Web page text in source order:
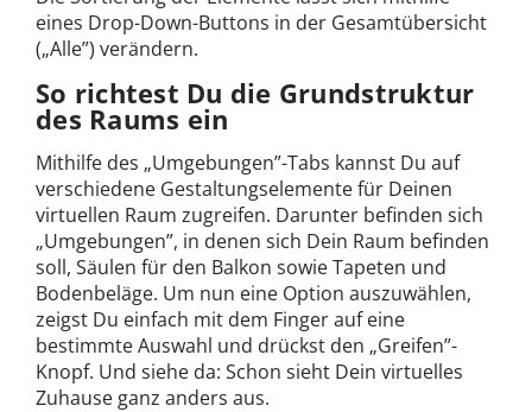
eines Drop-Down-Buttons in der Gesamtübersicht
(„Alle”) verändern.
So richtest Du die Grundstruktur
des Raums ein
Mithilfe des „Umgebungen”-Tabs kannst Du auf
verschiedene Gestaltungselemente für Deinen
virtuellen Raum zugreifen. Darunter befinden sich
„Umgebungen”, in denen sich Dein Raum befinden
soll, Säulen für den Balkon sowie Tapeten und
Bodenbeläge. Um nun eine Option auszuwählen,
zeigst Du einfach mit dem Finger auf eine
bestimmte Auswahl und drückst den „Greifen”-
Knopf. Und siehe da: Schon sieht Dein virtuelles
Zuhause ganz anders aus.